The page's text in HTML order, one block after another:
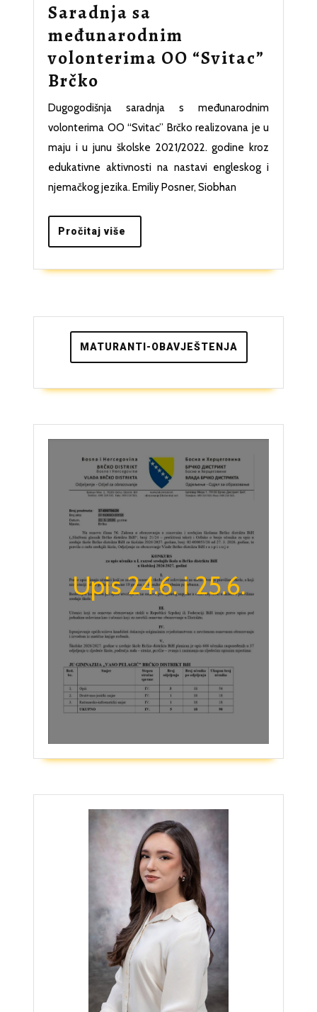
Saradnja sa
međunarodnim
volonterima OO “Svitac”
Brčko
sa
međunarodnim
volonterima
OO
“Svitac”
Brčko
Dugogodišnja saradnja s međunarodnim
volonterima OO “Svitac” Brčko realizovana je u
maju i u junu školske 2021/2022. godine kroz
edukativne aktivnosti na nastavi engleskog i
njemačkog jezika. Emiliy Posner, Siobhan
Pročitaj više
više
MATURANTI-OBAVJEŠTENJA
Upis 24.6. i 25.6.